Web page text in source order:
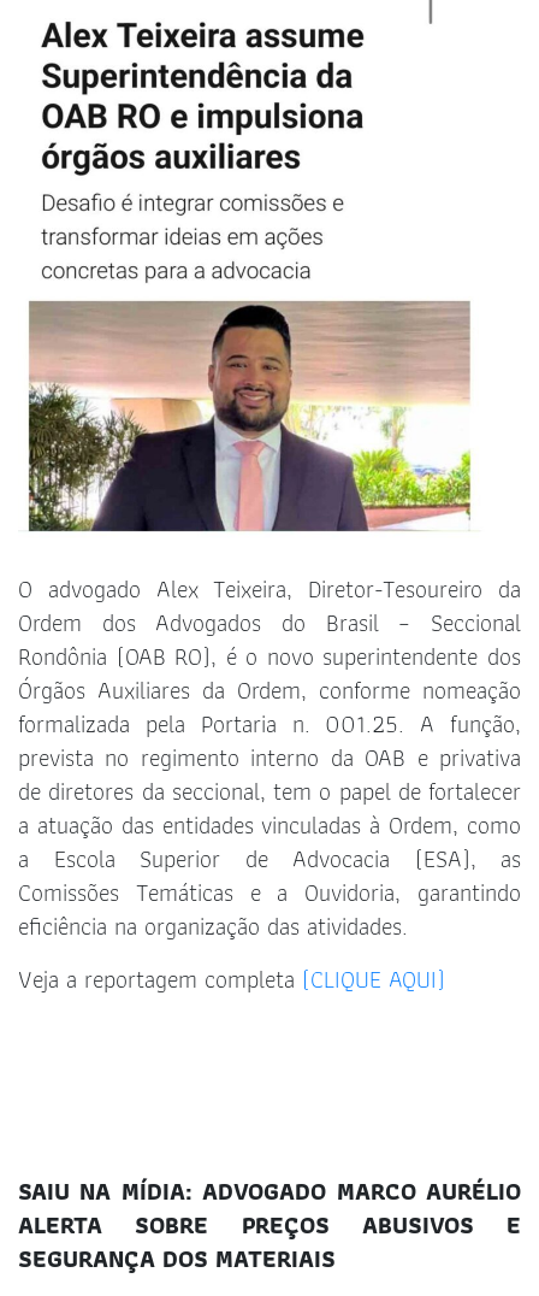
O advogado Alex Teixeira, Diretor-Tesoureiro da
Ordem dos Advogados do Brasil – Seccional
Rondônia (OAB RO), é o novo superintendente dos
Órgãos Auxiliares da Ordem, conforme nomeação
formalizada pela Portaria n. 001.25. A função,
prevista no regimento interno da OAB e privativa
de diretores da seccional, tem o papel de fortalecer
a atuação das entidades vinculadas à Ordem, como
a Escola Superior de Advocacia (ESA), as
Comissões Temáticas e a Ouvidoria, garantindo
eficiência na organização das atividades.
Veja a reportagem completa (CLIQUE AQUI)
SAIU NA MÍDIA: ADVOGADO MARCO AURÉLIO
ALERTA SOBRE PREÇOS ABUSIVOS E
SEGURANÇA DOS MATERIAIS